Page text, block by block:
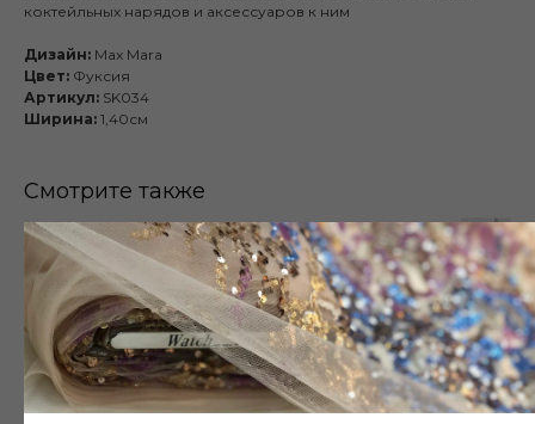
коктейльных нарядов и аксессуаров к ним
Дизайн: Max Mara
Цвет: Фуксия
Артикул: SK034
Ширина: 1,40см
Смотрите также
Каталог Готовые изделия О нас
Публичная оферта